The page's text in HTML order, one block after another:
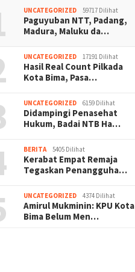
UNCATEGORIZED 59717 Dilihat
Paguyuban NTT, Padang,
Madura, Maluku da…
UNCATEGORIZED 17191 Dilihat
Hasil Real Count Pilkada
Kota Bima, Pasa…
UNCATEGORIZED 6159 Dilihat
Didampingi Penasehat
Hukum, Badai NTB Ha…
BERITA 5405 Dilihat
Kerabat Empat Remaja
Tegaskan Penangguha…
UNCATEGORIZED 4374 Dilihat
Amirul Mukminin: KPU Kota
Bima Belum Men…